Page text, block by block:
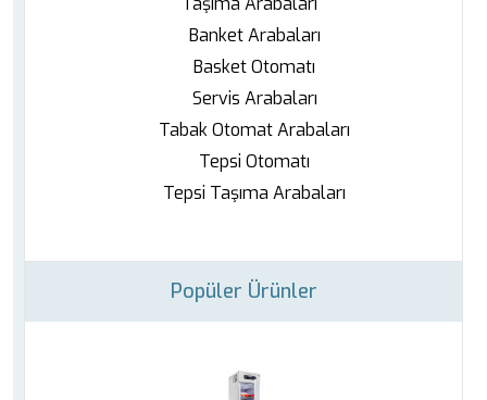
Banket Arabaları
Basket Otomatı
Servis Arabaları
Tabak Otomat Arabaları
Tepsi Otomatı
Tepsi Taşıma Arabaları
Popüler Ürünler